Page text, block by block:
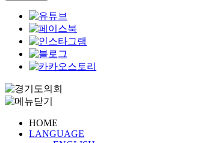
HOME
LANGUAGE